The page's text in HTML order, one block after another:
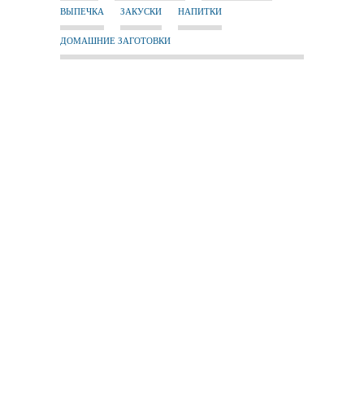
ВЫПЕЧКА ЗАКУСКИ НАПИТКИ
ДОМАШНИЕ ЗАГОТОВКИ